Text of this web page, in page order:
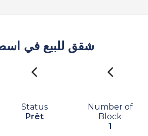
شقق للبيع في
Status
Prêt
Number of
Block
1